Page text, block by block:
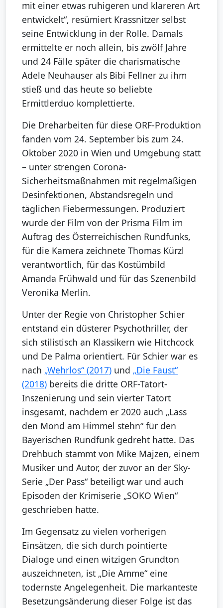
mit einer etwas ruhigeren und klareren Art
entwickelt“, resümiert Krassnitzer selbst
seine Entwicklung in der Rolle. Damals
ermittelte er noch allein, bis zwölf Jahre
und 24 Fälle später die charismatische
Adele Neuhauser als Bibi Fellner zu ihm
stieß und das heute so beliebte
Ermittlerduo komplettierte.
Die Dreharbeiten für diese ORF-Produktion
fanden vom 24. September bis zum 24.
Oktober 2020 in Wien und Umgebung statt
– unter strengen Corona-
Sicherheitsmaßnahmen mit regelmäßigen
Desinfektionen, Abstandsregeln und
täglichen Fiebermessungen. Produziert
wurde der Film von der Prisma Film im
Auftrag des Österreichischen Rundfunks,
für die Kamera zeichnete Thomas Kürzl
verantwortlich, für das Kostümbild
Amanda Frühwald und für das Szenenbild
Veronika Merlin.
Unter der Regie von Christopher Schier
entstand ein düsterer Psychothriller, der
sich stilistisch an Klassikern wie Hitchcock
und De Palma orientiert. Für Schier war es
nach „Wehrlos“ (2017) und „Die Faust“
(2018) bereits die dritte ORF-Tatort-
Inszenierung und sein vierter Tatort
insgesamt, nachdem er 2020 auch „Lass
den Mond am Himmel stehn“ für den
Bayerischen Rundfunk gedreht hatte. Das
Drehbuch stammt von Mike Majzen, einem
Musiker und Autor, der zuvor an der Sky-
Serie „Der Pass“ beteiligt war und auch
Episoden der Krimiserie „SOKO Wien“
geschrieben hatte.
Im Gegensatz zu vielen vorherigen
Einsätzen, die sich durch pointierte
Dialoge und einen witzigen Grundton
auszeichneten, ist „Die Amme“ eine
todernste Angelegenheit. Die markanteste
Besetzungsänderung dieser Folge ist das